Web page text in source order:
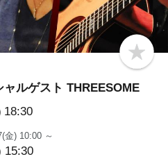
b
o
k
ルゲスト THREESOME
18:30
金) 10:00 ～
15:30